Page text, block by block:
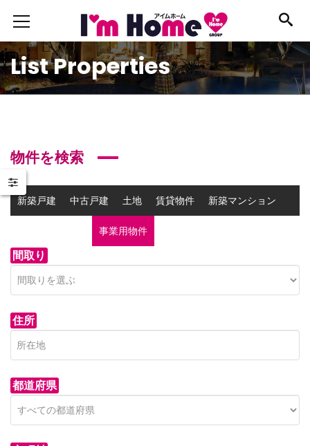
List Properties
物件を検索
新築戸建 中古戸建 土地 賃貸物件 新築マンション
事業用物件
間取り
住所
都道府県